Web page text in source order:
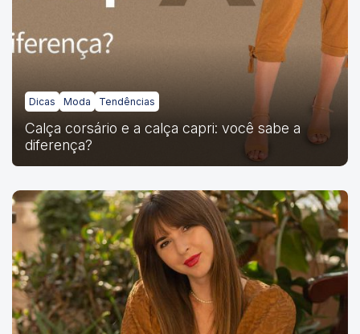
Dicas Moda Tendências
Calça corsário e a calça capri: você sabe a
diferença?